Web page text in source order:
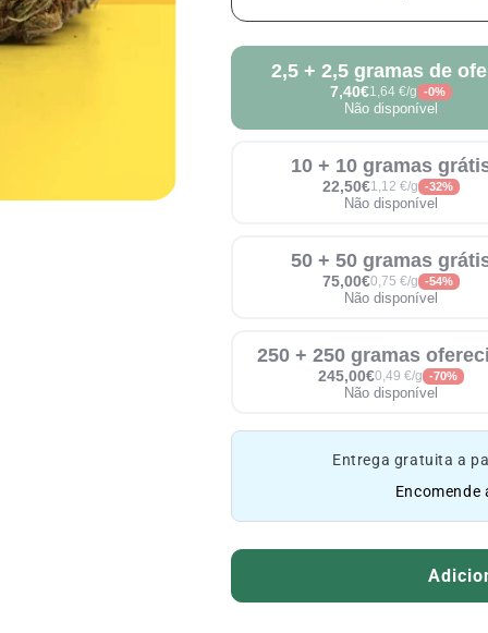
2,5 + 2,5 gramas de
7,40€1,64 €/g -0%
Não disponível
10 + 10 gramas
22,50€1,12 €/g -32%
Não disponível
50 + 50 gramas
75,00€0,75 €/g -54%
Não disponível
250 + 250 gramas
245,00€0,49 €/g -70%
Não disponível
Entrega gratuita a